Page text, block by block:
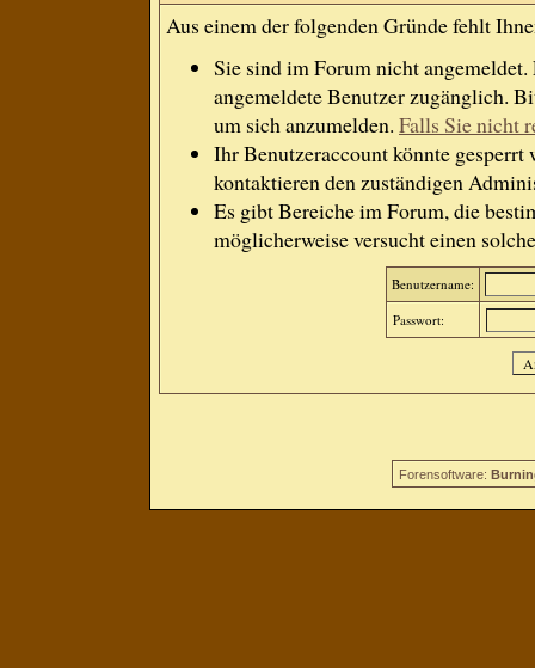
Aus einem der folgenden Gründe fehlt
Sie sind im Forum nicht
angemeldete Benutzer zugänglich.
um sich anzumelden. Falls Sie nicht
Ihr Benutzeraccount könnte gesperrt
kontaktieren den zuständigen
Es gibt Bereiche im Forum, die
möglicherweise versucht einen
Benutzername:
Passwort:
Forensoftware: